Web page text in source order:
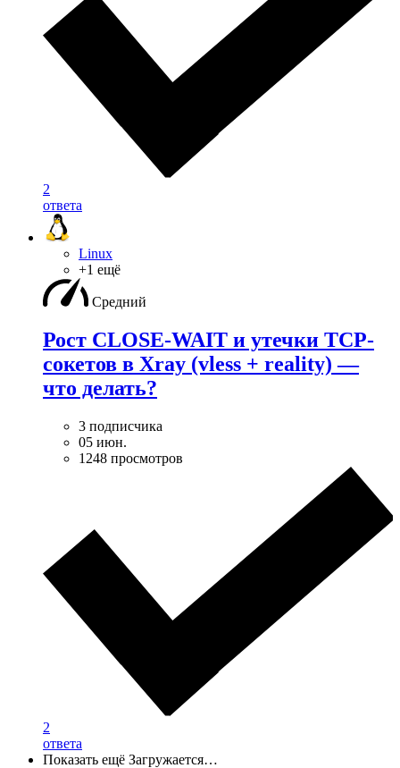
2
ответа
Linux
+1 ещё
Средний
Рост CLOSE-WAIT и утечки TCP-
сокетов в Xray (vless + reality) —
что делать?
3 подписчика
05 июн.
1248 просмотров
2
ответа
Показать ещё Загружается…